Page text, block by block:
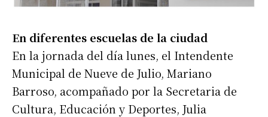
En diferentes escuelas de la ciudad
En la jornada del día lunes, el Intendente
Municipal de Nueve de Julio, Mariano
Barroso, acompañado por la Secretaria de
Cultura, Educación y Deportes, Julia